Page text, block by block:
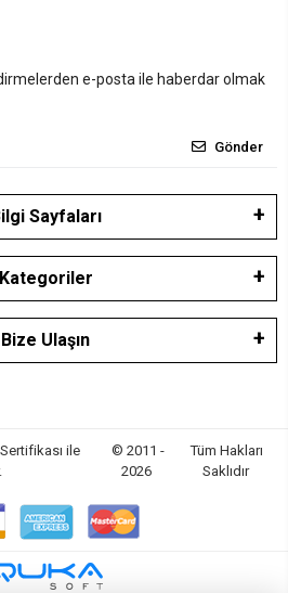
e-posta ile haberdar olmak
Gönder
Sayfaları
Kategoriler
Bize Ulaşın
ile
© 2011 -
2026
Tüm Hakları
Saklıdır